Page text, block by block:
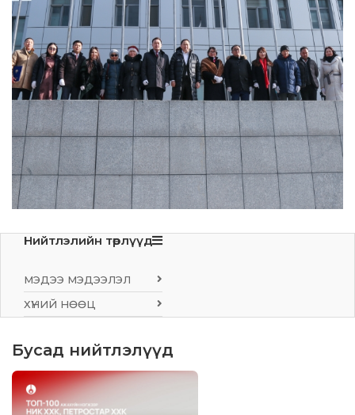
Нийтлэлийн төрлүүд
МЭДЭЭ МЭДЭЭЛЭЛ
ХҮНИЙ НӨӨЦ
Бусад нийтлэлүүд